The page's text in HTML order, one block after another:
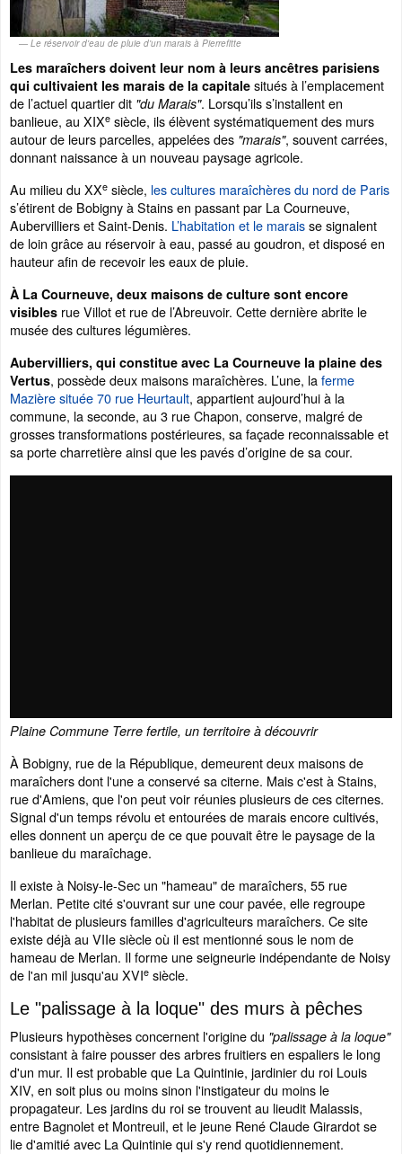
Le réservoir d'eau de pluie d'un marais à Pierrefitte
Les maraîchers doivent leur nom à leurs ancêtres parisiens
qui cultivaient les marais de la capitale situés à l’emplacement
de l’actuel quartier dit "du Marais". Lorsqu’ils s’installent en
banlieue, au XIXe siècle, ils élèvent systématiquement des murs
autour de leurs parcelles, appelées des "marais", souvent carrées,
donnant naissance à un nouveau paysage agricole.
Au milieu du XXe siècle, les cultures maraîchères du nord de Paris
s’étirent de Bobigny à Stains en passant par La Courneuve,
Aubervilliers et Saint-Denis. L’habitation et le maraisse signalent
de loin grâce au réservoir à eau, passé au goudron, et disposé en
hauteur afin de recevoir les eaux de pluie.
À La Courneuve, deux maisons de culture sont encore
visibles rue Villot et rue de l’Abreuvoir. Cette dernière abrite le
musée des cultures légumières.
Aubervilliers, qui constitue avec La Courneuve la plaine des
Vertus, possède deux maisons maraîchères. L’une, laferme
Mazière située 70 rue Heurtault, appartient aujourd’hui à la
commune, la seconde, au 3 rue Chapon, conserve, malgré de
grosses transformations postérieures, sa façade reconnaissable et
sa porte charretière ainsi que les pavés d’origine de sa cour.
Plaine Commune Terre fertile, un territoire à découvrir
À Bobigny, rue de la République, demeurent deux maisons de
maraîchers dont l'une a conservé sa citerne. Mais c'est à Stains,
rue d'Amiens, que l'on peut voir réunies plusieurs de ces citernes.
Signal d'un temps révolu et entourées de marais encore cultivés,
elles donnent un aperçu de ce que pouvait être le paysage de la
banlieue du maraîchage.
Il existe à Noisy-le-Sec un "hameau" de maraîchers, 55 rue
Merlan. Petite cité s'ouvrant sur une cour pavée, elle regroupe
l'habitat de plusieurs familles d'agriculteurs maraîchers. Ce site
existe déjà au VIIe siècle où il est mentionné sous le nom de
hameau de Merlan. Il forme une seigneurie indépendante de Noisy
de l'an mil jusqu'au XVIe siècle.
Le "palissage à la loque" des murs à pêches
Plusieurs hypothèses concernent l'origine du "palissage à la loque"
consistant à faire pousser des arbres fruitiers en espaliers le long
d'un mur. Il est probable que La Quintinie, jardinier du roi Louis
XIV, en soit plus ou moins sinon l'instigateur du moins le
propagateur. Les jardins du roi se trouvent au lieudit Malassis,
entre Bagnolet et Montreuil, et le jeune René Claude Girardot se
lie d'amitié avec La Quintinie qui s'y rend quotidiennement.